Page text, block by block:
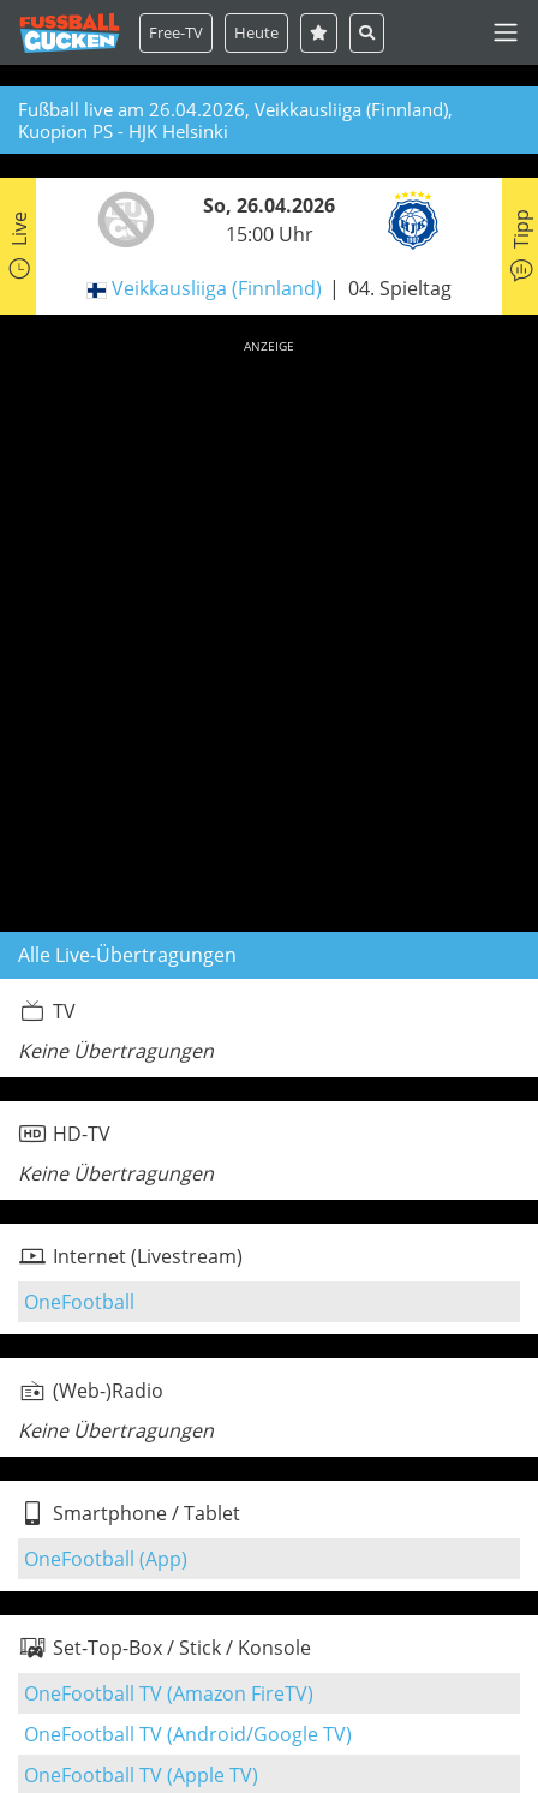
Free-TV Heute
Fußball live am 26.04.2026, Veikkausliiga (Finnland),
Kuopion PS - HJK Helsinki
Live
So, 26.04.2026
15:00 Uhr
Veikkausliiga (Finnland) 04. Spieltag
Tipp
ANZEIGE
Alle Live-Übertragungen
TV
Keine Übertragungen
HD-TV
Keine Übertragungen
Internet (Livestream)
OneFootball
(Web-)Radio
Keine Übertragungen
Smartphone / Tablet
OneFootball (App)
Set-Top-Box / Stick / Konsole
OneFootball TV (Amazon FireTV)
OneFootball TV (Android/Google TV)
OneFootball TV (Apple TV)